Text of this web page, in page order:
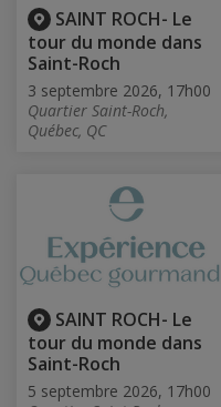
SAINT ROCH- Le
tour du monde dans
Saint-Roch
3 septembre 2026, 17h00
Quartier Saint-Roch,
Québec, QC
SAINT ROCH- Le
tour du monde dans
Saint-Roch
5 septembre 2026, 17h00